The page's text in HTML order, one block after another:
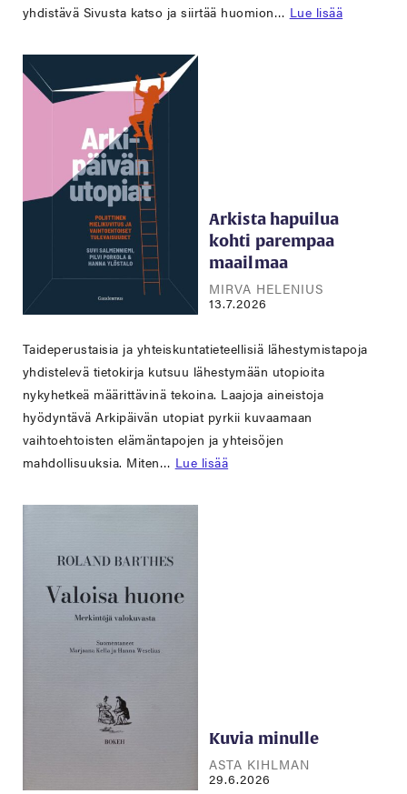
yhdistävä Sivusta katso ja siirtää huomion… Lue lisää
Arkista hapuilua
kohti parempaa
maailmaa
MIRVA HELENIUS
13.7.2026
Taideperustaisia ja yhteiskuntatieteellisiä lähestymistapoja
yhdistelevä tietokirja kutsuu lähestymään utopioita
nykyhetkeä määrittävinä tekoina. Laajoja aineistoja
hyödyntävä Arkipäivän utopiat pyrkii kuvaamaan
vaihtoehtoisten elämäntapojen ja yhteisöjen
mahdollisuuksia. Miten… Lue lisää
Kuvia minulle
ASTA KIHLMAN
29.6.2026